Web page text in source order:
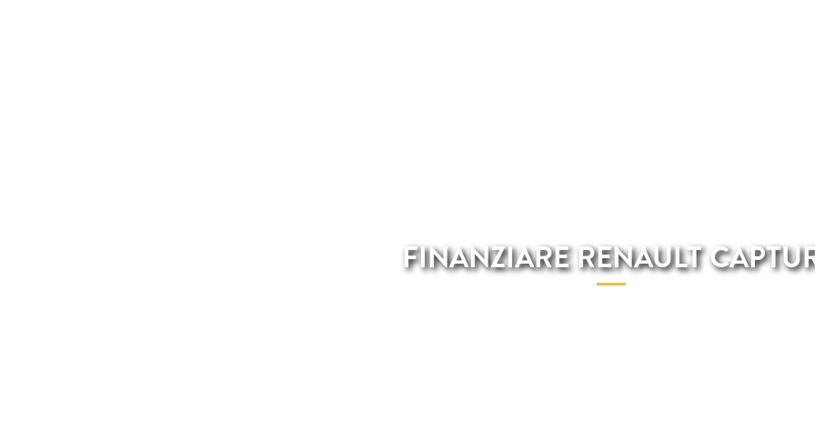
FINANZIARE RENAULT